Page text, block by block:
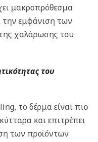
μακροπρόθεσμα
την εμφάνιση των
χαλάρωσης του
του
το δέρμα είναι πιο
και επιτρέπει
των προϊόντων